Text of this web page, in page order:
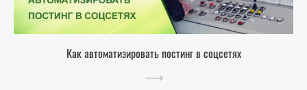
Как автоматизировать постинг в соцсетях